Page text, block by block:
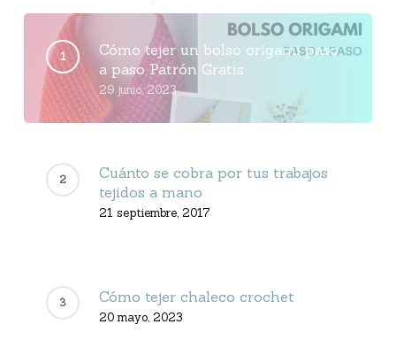
Cómo tejer un bolso origami paso
a paso Patrón Gratis
29 junio, 2023
Cuánto se cobra por tus trabajos
tejidos a mano
21 septiembre, 2017
Cómo tejer chaleco crochet
20 mayo, 2023